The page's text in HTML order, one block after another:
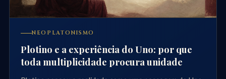
NEOPLATONISMO
Plotino e a experiência do Uno: por que
toda multiplicidade procura unidade